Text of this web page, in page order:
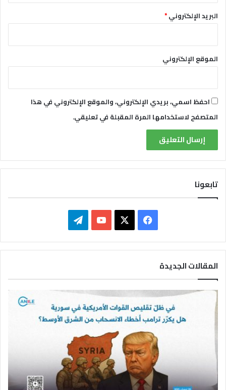
البريد الإلكتروني*
الموقع الإلكتروني
احفظ اسمي، بريدي الإلكتروني، والموقع الإلكتروني في هذا
المتصفح لاستخدامها المرة المقبلة في تعليقي.
تابعونا
ي
ب
و
ك
X
Y
u
T
u
b
e
ي
ق
ا
م
المقالات الجديدة